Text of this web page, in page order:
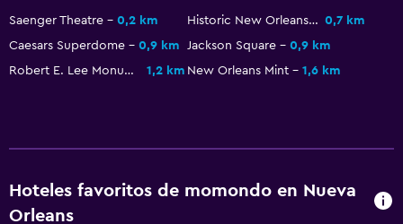
Lavandería
Servicio de planchado
Almohada de plumas
Enchufe cerca de la cama
Saenger Theatre 0,2 km Historic New Orleans Collection 0,7 km
Caesars Superdome
0,9 km Jackson Square
0,9 km
Robert E. Lee Monument
1,2 km New Orleans Mint 1,6 km
Hoteles favoritos de momondo en Nueva
Orleans